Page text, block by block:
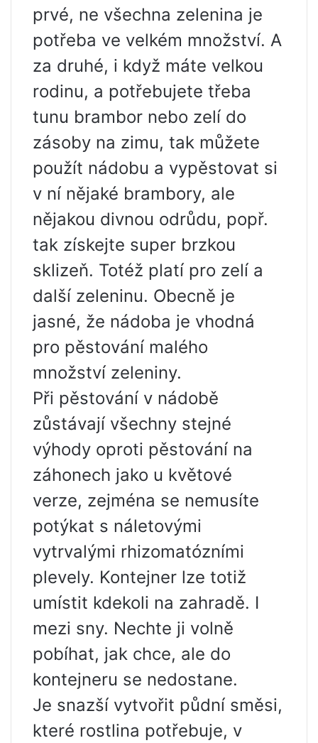
prvé, ne všechna zelenina je
potřeba ve velkém množství. A
za druhé, i když máte velkou
rodinu, a potřebujete třeba
tunu brambor nebo zelí do
zásoby na zimu, tak můžete
použít nádobu a vypěstovat si
v ní nějaké brambory, ale
nějakou divnou odrůdu, popř.
tak získejte super brzkou
sklizeň. Totéž platí pro zelí a
další zeleninu. Obecně je
jasné, že nádoba je vhodná
pro pěstování malého
množství zeleniny.
Při pěstování v nádobě
zůstávají všechny stejné
výhody oproti pěstování na
záhonech jako u květové
verze, zejména se nemusíte
potýkat s náletovými
vytrvalými rhizomatózními
plevely. Kontejner lze totiž
umístit kdekoli na zahradě. I
mezi sny. Nechte ji volně
pobíhat, jak chce, ale do
kontejneru se nedostane.
Je snazší vytvořit půdní směsi,
které rostlina potřebuje, v